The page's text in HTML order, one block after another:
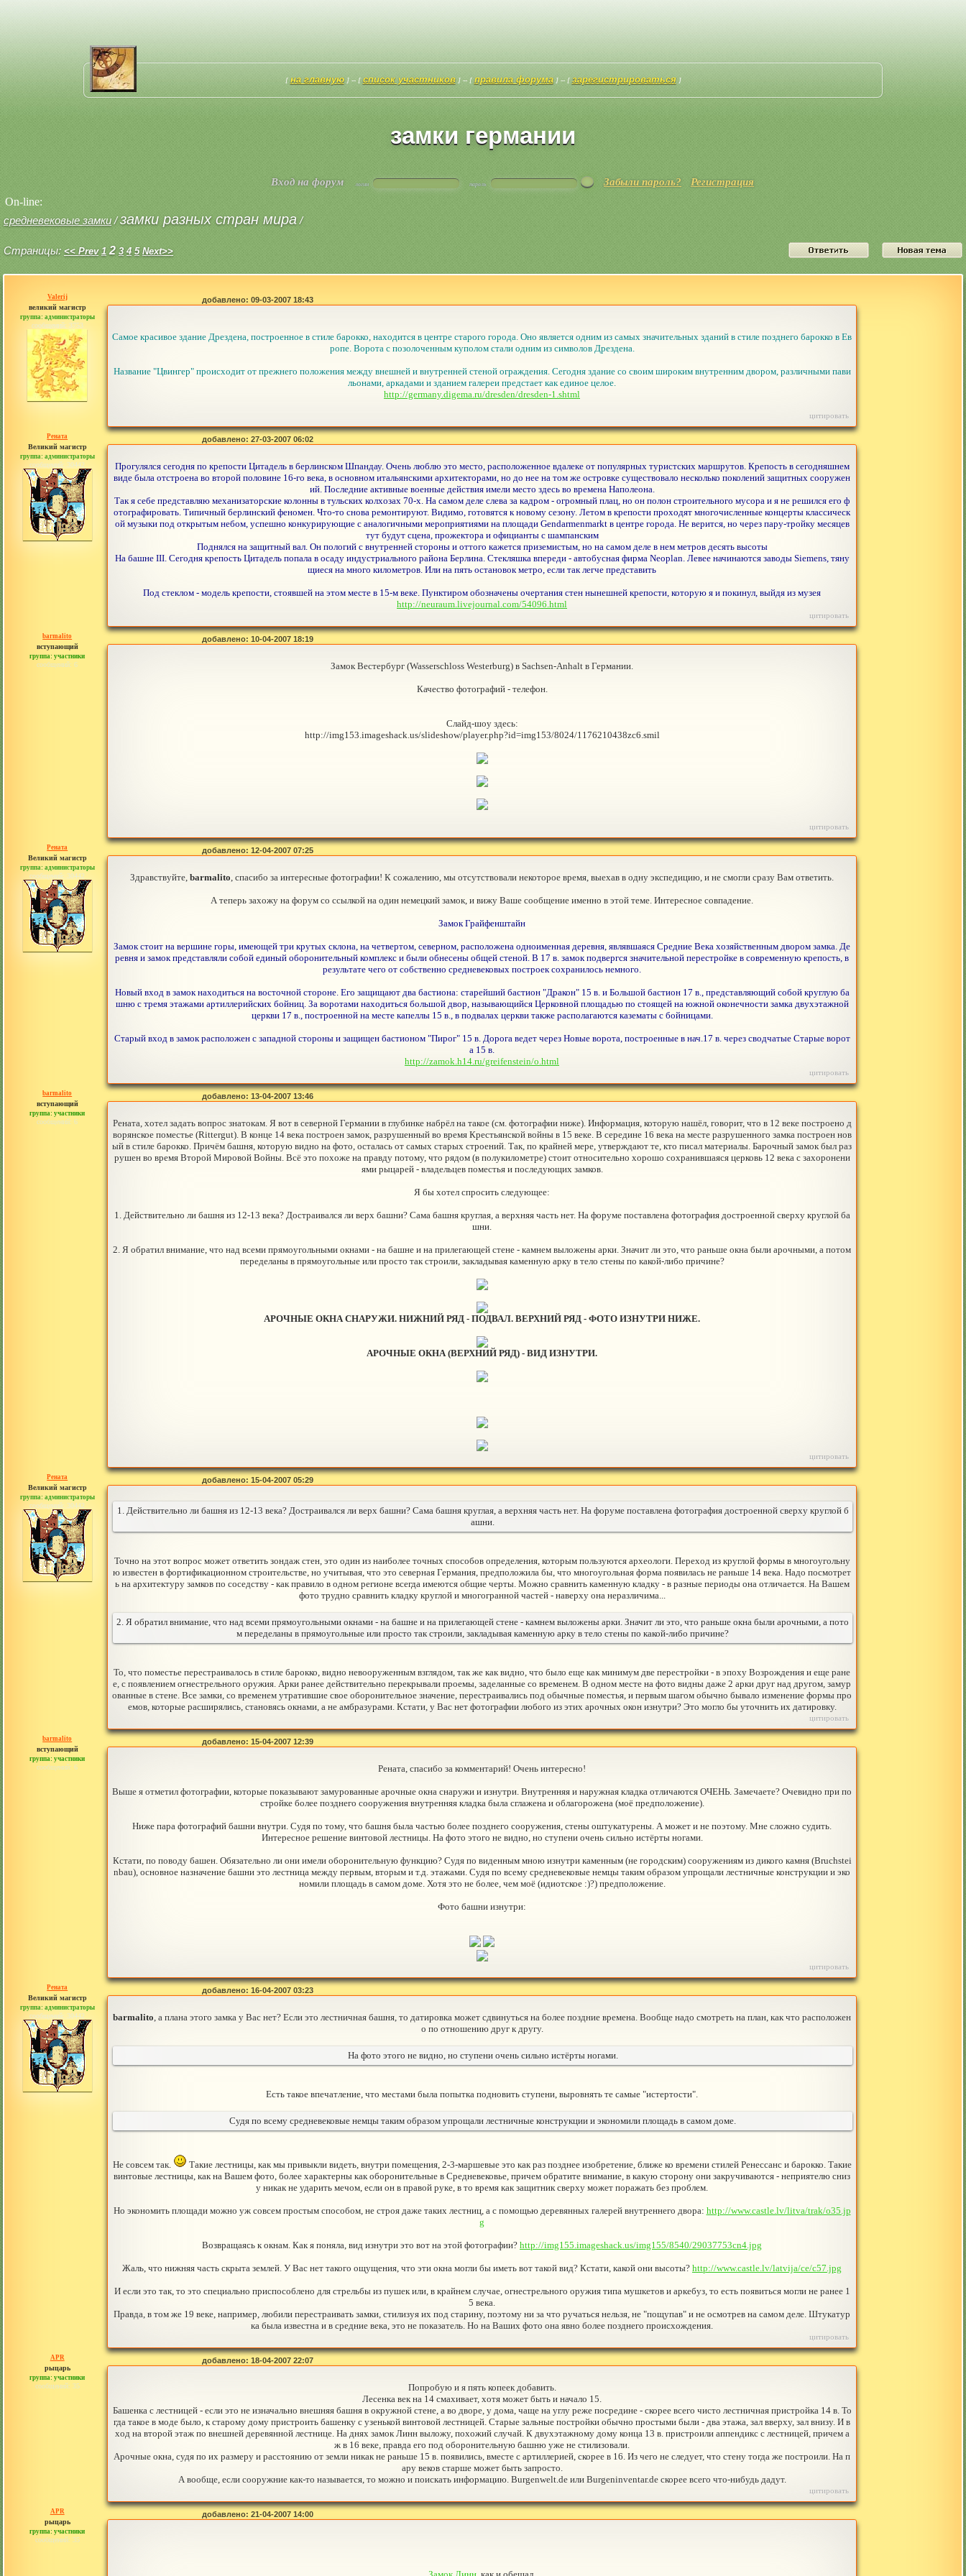
[ на главную] -- [ список участников] -- [ правила форума] -- [ зарегистрироваться]
замки германии
Вход на форум логин пароль Забыли пароль? Регистрация
On-line:
средневековые замки /замки разных стран мира/
Страницы: << Prev 1 2 3 4 5 Next>>
Valerij
великий магистр
группа: администраторы
сообщений: 3753
добавлено: 09-03-2007 18:43
Самое красивое здание Дрездена, построенное в стиле барокко, находится в центре старого города. Оно является одним из самых значительных зданий в стиле позднего барокко в Ев
ропе. Ворота с позолоченным куполом стали одним из символов Дрездена.
Название "Цвингер" происходит от прежнего положения между внешней и внутренней стеной ограждения. Сегодня здание со своим широким внутренним двором, различными пави
льонами, аркадами и зданием галереи предстает как единое целое.
http://germany.digema.ru/dresden/dresden-1.shtml
цитировать
Рената
Великий магистр
группа: администраторы
сообщений: 30442
добавлено: 27-03-2007 06:02
Прогулялся сегодня по крепости Цитадель в берлинском Шпандау. Очень люблю это место, расположенное вдалеке от популярных туристских маршрутов. Крепость в сегодняшнем
виде была отстроена во второй половине 16-го века, в основном итальянскими архитекторами, но до нее на том же островке существовало несколько поколений защитных сооружен
ий. Последние активные военные действия имели место здесь во времена Наполеона.
Так я себе представляю механизаторские колонны в тульских колхозах 70-х. На самом деле слева за кадром - огромный плац, но он полон строительного мусора и я не решился его ф
отографировать. Типичный берлинский феномен. Что-то снова ремонтируют. Видимо, готовятся к новому сезону. Летом в крепости проходят многочисленные концерты классическ
ой музыки под открытым небом, успешно конкурирующие с аналогичными мероприятиями на площади Gendarmenmarkt в центре города. Не верится, но через пару-тройку месяцев
тут будут сцена, прожектора и официанты с шампанским
Поднялся на защитный вал. Он пологий с внутренней стороны и оттого кажется приземистым, но на самом деле в нем метров десять высоты
На башне III. Сегодня крепость Цитадель попала в осаду индустриального района Берлина. Стекляшка впереди - автобусная фирма Neoplan. Левее начинаются заводы Siemens, тяну
щиеся на много километров. Или на пять остановок метро, если так легче представить
Под стеклом - модель крепости, стоявшей на этом месте в 15-м веке. Пунктиром обозначены очертания стен нынешней крепости, которую я и покинул, выйдя из музея
http://neuraum.livejournal.com/54096.html
цитировать
barmalito
вступающий
группа: участники
сообщений: 6
добавлено: 10-04-2007 18:19
Замок Вестербург (Wasserschloss Westerburg) в Sachsen-Anhalt в Германии.
Качество фотографий - телефон.
Слайд-шоу здесь:
http://img153.imageshack.us/slideshow/player.php?id=img153/8024/1176210438zc6.smil
цитировать
Рената
Великий магистр
группа: администраторы
сообщений: 30442
добавлено: 12-04-2007 07:25
Здравствуйте, barmalito, спасибо за интересные фотографии! К сожалению, мы отсутствовали некоторое время, выехав в одну экспедицию, и не смогли сразу Вам ответить.
А теперь захожу на форум со ссылкой на один немецкий замок, и вижу Ваше сообщение именно в этой теме. Интересное совпадение.
Замок Грайфенштайн
Замок стоит на вершине горы, имеющей три крутых склона, на четвертом, северном, расположена одноименная деревня, являвшаяся Средние Века хозяйственным двором замка. Де
ревня и замок представляли собой единый оборонительный комплекс и были обнесены общей стеной. В 17 в. замок подвергся значительной перестройке в современную крепость, в
результате чего от собственно средневековых построек сохранилось немного.
Новый вход в замок находиться на восточной стороне. Его защищают два бастиона: старейший бастион "Дракон" 15 в. и Большой бастион 17 в., представляющий собой круглую ба
шню с тремя этажами артиллерийских бойниц. За воротами находиться большой двор, называющийся Церковной площадью по стоящей на южной оконечности замка двухэтажной
церкви 17 в., построенной на месте капеллы 15 в., в подвалах церкви также располагаются казематы с бойницами.
Старый вход в замок расположен с западной стороны и защищен бастионом "Пирог" 15 в. Дорога ведет через Новые ворота, построенные в нач.17 в. через сводчатые Старые ворот
а 15 в.
http://zamok.h14.ru/greifenstein/o.html
цитировать
barmalito
вступающий
группа: участники
сообщений: 6
добавлено: 13-04-2007 13:46
Рената, хотел задать вопрос знатокам. Я вот в северной Германии в глубинке набрёл на такое (см. фотографии ниже). Информация, которую нашёл, говорит, что в 12 веке построено д
ворянское поместье (Rittergut). В конце 14 века построен замок, разрушенный во время Крестьянской войны в 15 веке. В середине 16 века на месте разрушенного замка построен нов
ый в стиле барокко. Причём башня, которую видно на фото, осталась от самых старых строений. Так, по крайней мере, утверждают те, кто писал материалы. Барочный замок был раз
рушен во время Второй Мировой Войны. Всё это похоже на правду потому, что рядом (в полукилометре) стоит относительно хорошо сохранившаяся церковь 12 века с захоронени
ями рыцарей - владельцев поместья и последующих замков.
Я бы хотел спросить следующее:
1. Действительно ли башня из 12-13 века? Достраивался ли верх башни? Сама башня круглая, а верхняя часть нет. На форуме поставлена фотография достроенной сверху круглой ба
шни.
2. Я обратил внимание, что над всеми прямоугольными окнами - на башне и на прилегающей стене - камнем выложены арки. Значит ли это, что раньше окна были арочными, а потом
переделаны в прямоугольные или просто так строили, закладывая каменную арку в тело стены по какой-либо причине?
АРОЧНЫЕ ОКНА СНАРУЖИ. НИЖНИЙ РЯД - ПОДВАЛ. ВЕРХНИЙ РЯД - ФОТО ИЗНУТРИ НИЖЕ.
АРОЧНЫЕ ОКНА (ВЕРХНИЙ РЯД) - ВИД ИЗНУТРИ.
цитировать
Рената
Великий магистр
группа: администраторы
сообщений: 30442
добавлено: 15-04-2007 05:29
1. Действительно ли башня из 12-13 века? Достраивался ли верх башни? Сама башня круглая, а верхняя часть нет. На форуме поставлена фотография достроенной сверху круглой б
ашни.
Точно на этот вопрос может ответить зондаж стен, это один из наиболее точных способов определения, которым пользуются археологи. Переход из круглой формы в многоугольну
ю известен в фортификационном строительстве, но учитывая, что это северная Германия, предположила бы, что многоугольная форма появилась не раньше 14 века. Надо посмотрет
ь на архитектуру замков по соседству - как правило в одном регионе всегда имеются общие черты. Можно сравнить каменную кладку - в разные периоды она отличается. На Вашем
фото трудно сравнить кладку круглой и многогранной частей - наверху она неразличима...
2. Я обратил внимание, что над всеми прямоугольными окнами - на башне и на прилегающей стене - камнем выложены арки. Значит ли это, что раньше окна были арочными, а пото
м переделаны в прямоугольные или просто так строили, закладывая каменную арку в тело стены по какой-либо причине?
То, что поместье перестраивалось в стиле барокко, видно невооруженным взглядом, так же как видно, что было еще как минимум две перестройки - в эпоху Возрождения и еще ране
е, с появлением огнестрельного оружия. Арки ранее действительно перекрывали проемы, заделанные со временем. В одном месте на фото видны даже 2 арки друг над другом, замур
ованные в стене. Все замки, со временем утратившие свое оборонительное значение, перестраивались под обычные поместья, и первым шагом обычно бывало изменение формы про
емов, которые расширялись, становясь окнами, а не амбразурами. Кстати, у Вас нет фотографии любого из этих арочных окон изнутри? Это могло бы уточнить их датировку.
цитировать
barmalito
вступающий
группа: участники
сообщений: 6
добавлено: 15-04-2007 12:39
Рената, спасибо за комментарий! Очень интересно!
Выше я отметил фотографии, которые показывают замурованные арочные окна снаружи и изнутри. Внутренняя и наружная кладка отличаются ОЧЕНЬ. Замечаете? Очевидно при по
стройке более позднего сооружения внутренняя кладка была сглажена и облагорожена (моё предположение).
Ниже пара фотографий башни внутри. Судя по тому, что башня была частью более позднего сооружения, стены оштукатурены. А может и не поэтому. Мне сложно судить.
Интересное решение винтовой лестницы. На фото этого не видно, но ступени очень сильно истёрты ногами.
Кстати, по поводу башен. Обязательно ли они имели оборонительную функцию? Судя по виденным мною изнутри каменным (не городским) сооружениям из дикого камня (Bruchstei
nbau), основное назначение башни это лестница между первым, вторым и т.д. этажами. Судя по всему средневековые немцы таким образом упрощали лестничные конструкции и эко
номили площадь в самом доме. Хотя это не более, чем моё (идиотское :)?) предположение.
Фото башни изнутри:
цитировать
Рената
Великий магистр
группа: администраторы
сообщений: 30442
добавлено: 16-04-2007 03:23
barmalito, а плана этого замка у Вас нет? Если это лестничная башня, то датировка может сдвинуться на более поздние времена. Вообще надо смотреть на план, как что расположен
о по отношению друг к другу.
На фото этого не видно, но ступени очень сильно истёрты ногами.
Есть такое впечатление, что местами была попытка подновить ступени, выровнять те самые "истертости".
Судя по всему средневековые немцы таким образом упрощали лестничные конструкции и экономили площадь в самом доме.
Не совсем так.
Такие лестницы, как мы привыкли видеть, внутри помещения, 2-3-маршевые это как раз позднее изобретение, ближе ко времени стилей Ренессанс и барокко. Такие
винтовые лестницы, как на Вашем фото, более характерны как оборонительные в Средневековье, причем обратите внимание, в какую сторону они закручиваются - неприятелю сниз
у никак не ударить мечом, если он в правой руке, в то время как защитник сверху может поражать без проблем.
Но экономить площади можно уж совсем простым способом, не строя даже таких лестниц, а с помощью деревянных галерей внутреннего двора: http://www.castle.lv/litva/trak/o35.jp
g
Возвращаясь к окнам. Как я поняла, вид изнутри это вот на этой фотографии? http://img155.imageshack.us/img155/8540/29037753cn4.jpg
Жаль, что нижняя часть скрыта землей. У Вас нет такого ощущения, что эти окна могли бы иметь вот такой вид? Кстати, какой они высоты? http://www.castle.lv/latvija/ce/c57.jpg
И если это так, то это специально приспособлено для стрельбы из пушек или, в крайнем случае, огнестрельного оружия типа мушкетов и аркебуз, то есть появиться могли не ранее 1
5 века.
Правда, в том же 19 веке, например, любили перестраивать замки, стилизуя их под старину, поэтому ни за что ручаться нельзя, не "пощупав" и не осмотрев на самом деле. Штукатур
ка была известна и в средние века, это не показатель. Но на Ваших фото она явно более позднего происхождения.
цитировать
APR
рыцарь
группа: участники
сообщений: 35
добавлено: 18-04-2007 22:07
Попробую и я пять копеек добавить.
Лесенка век на 14 смахивает, хотя может быть и начало 15.
Башенка с лестницей - если это не изначально внешняя башня в окружной стене, а во дворе, у дома, чаще на углу реже посредине - скорее всего чисто лестничная пристройка 14 в. То
гда такое в моде было, к старому дому пристроить башенку с узенькой винтовой лестницей. Старые зальные постройки обычно простыми были - два этажа, зал вверху, зал внизу. И в
ход на второй этаж по внешней деревянной лестнице. На днях замок Линн выложу, похожий случай. К двухэтажному дому конца 13 в. пристроили аппендикс с лестницей, причем а
ж в 16 веке, правда его под оборонительную башню уже не стилизовали.
Арочные окна, судя по их размеру и расстоянию от земли никак не раньше 15 в. появились, вместе с артиллерией, скорее в 16. Из чего не следует, что стену тогда же построили. На п
ару веков старше может быть запросто.
А вообще, если сооружние как-то называется, то можно и поискать информацию. Burgenwelt.de или Burgeninventar.de скорее всего что-нибудь дадут.
цитировать
APR
рыцарь
группа: участники
сообщений: 35
добавлено: 21-04-2007 14:00